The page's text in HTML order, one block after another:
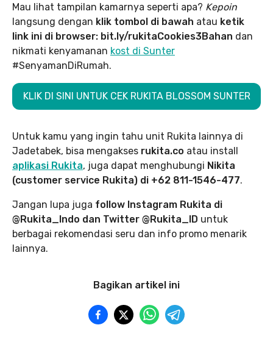
Mau lihat tampilan kamarnya seperti apa? Kepoin
langsung dengan klik tombol di bawah atau ketik
link ini di browser: bit.ly/rukitaCookies3Bahan dan
nikmati kenyamanan kost di Sunter
#SenyamanDiRumah.
KLIK DI SINI UNTUK CEK RUKITA BLOSSOM SUNTER
Untuk kamu yang ingin tahu unit Rukita lainnya di
Jadetabek, bisa mengakses rukita.co atau install
aplikasi Rukita, juga dapat menghubungi Nikita
(customer service Rukita) di +62 811-1546-477.
Jangan lupa juga follow Instagram Rukita di
@Rukita_Indo dan Twitter @Rukita_ID untuk
berbagai rekomendasi seru dan info promo menarik
lainnya.
Bagikan artikel ini